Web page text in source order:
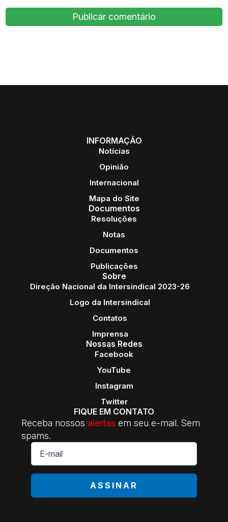
INFORMAÇÃO
Notícias
Opinião
Internacional
Mapa do Site
Documentos
Resoluções
Notas
Documentos
Publicações
Sobre
Direção Nacional da Intersindical 2023-26
Logo da Intersindical
Contatos
Imprensa
Nossas Redes
Facebook
YouTube
Instagram
Twitter
FIQUE EM CONTATO
Receba nossos alertas em seu e-mail. Sem
spams.
E-
mail
*
ASSINAR